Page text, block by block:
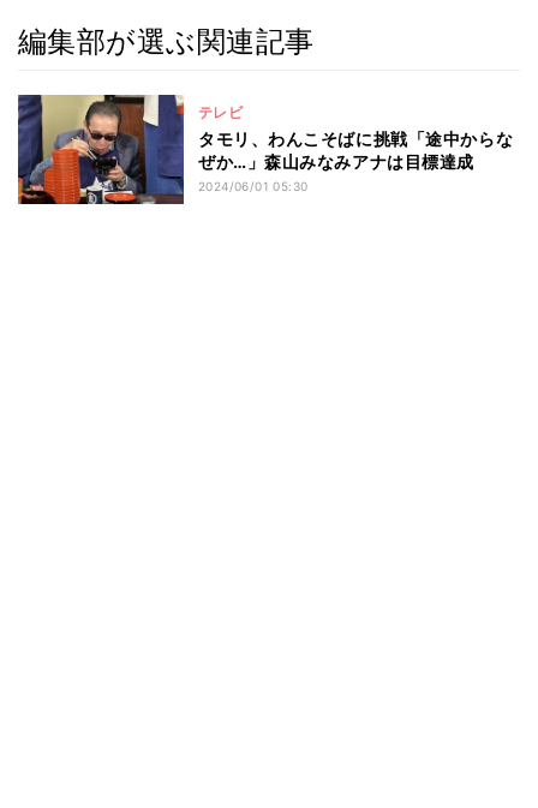
編集部が選ぶ関連記事
テレビ
タモリ、わんこそばに挑戦「途中からな
ぜか…」森山みなみアナは目標達成
2024/06/01 05:30